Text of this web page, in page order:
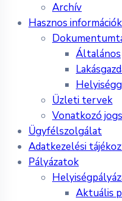
Archív
Hasznos információk
Általános
Üzleti tervek
Vonatkozó
Ügyfélszolgálat
Adatkezelési
Pályázatok
Aktuális